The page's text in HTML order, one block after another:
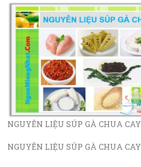
NGUYÊN LIỆU SÚP GÀ CHUA CAY
NGUYÊN LIỆU SÚP GÀ CHUA CAY